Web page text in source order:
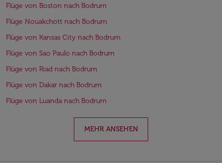
Flüge von Boston nach Bodrum
Flüge Nouakchott nach Bodrum
Flüge von Kansas City nach Bodrum
Flüge von Sao Paulo nach Bodrum
Flüge von Riad nach Bodrum
Flüge von Dakar nach Bodrum
Flüge von Luanda nach Bodrum
MEHR ANSEHEN